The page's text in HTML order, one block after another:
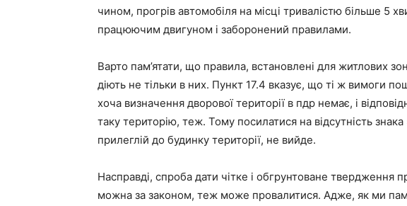
чином, прогрів автомобіля на місці тривалістю більше 5
працюючим двигуном і заборонений правилами.
Варто пам’ятати, що правила, встановлені для житлових
діють не тільки в них. Пункт 17.4 вказує, що ті ж вимоги
хоча визначення дворової території в пдр немає, і
таку територію, теж. Тому посилатися на відсутність
прилеглій до будинку території, не вийде.
Насправді, спроба дати чітке і обгрунтоване твердження
можна за законом, теж може провалитися. Адже, як ми